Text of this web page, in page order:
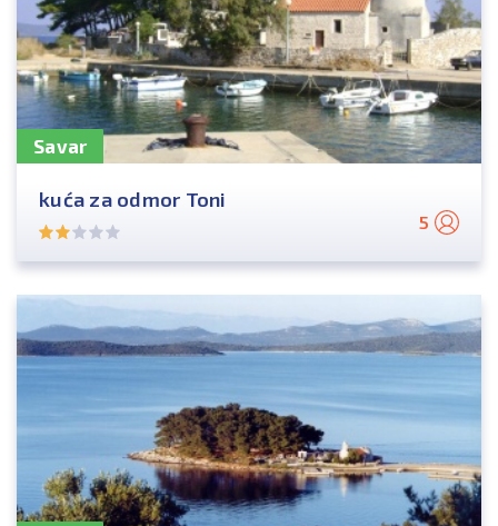
Savar
kuća za odmor Toni
5